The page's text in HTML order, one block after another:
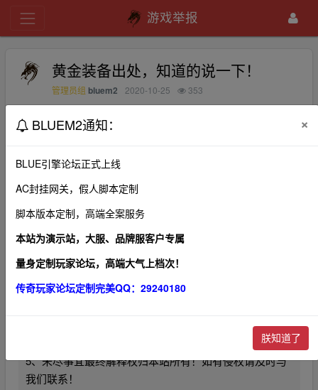
游戏举报
黄金装备出处，知道的说一下！
管理员组 bluem2 2020-10-25 353
想升级装备，结果发现没有黄金装备，土城也没有卖的，谁
1、本帖图片及内容纯属发布用户个人意见，本网站无
关！
及相关法律法规删除本帖！
3、本站所有内容均来源于第三方网站，我们不对作品观
4、利用本站内容商业化，违反国家法律法规，或造成第
5、未尽事宜最终解释权归本站所有！如有侵权请及时与
我们联系！
BLUEM2通知： ×
BLUE引擎论坛正式上线
AC封挂网关，假人脚本定制
脚本版本定制，高端全案服务
本站为演示站，大服、品牌服客户专属
量身定制玩家论坛，高端大气上档次！
传奇玩家论坛定制完美QQ：29240180
朕知道了